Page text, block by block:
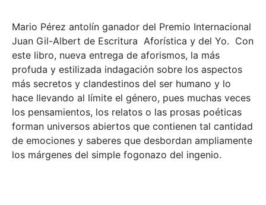
Mario Pérez antolín ganador del Premio Internacional
Juan Gil-Albert de Escritura Aforística y del Yo. Con
este libro, nueva entrega de aforismos, la más
profuda y estilizada indagación sobre los aspectos
más secretos y clandestinos del ser humano y lo
hace llevando al límite el género, pues muchas veces
los pensamientos, los relatos o las prosas poéticas
forman universos abiertos que contienen tal cantidad
de emociones y saberes que desbordan ampliamente
los márgenes del simple fogonazo del ingenio.